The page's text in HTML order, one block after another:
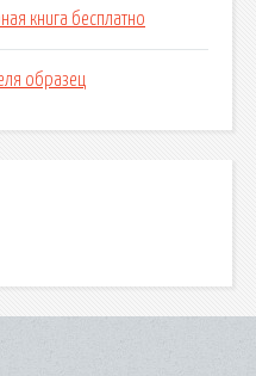
книга бесплатно
образец